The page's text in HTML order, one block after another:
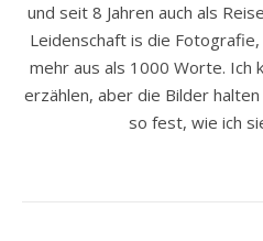
und seit 8 Jahren auch als
Leidenschaft is die
mehr aus als 1000 Worte. Ich
erzählen, aber die Bilder
so fest, wie ich